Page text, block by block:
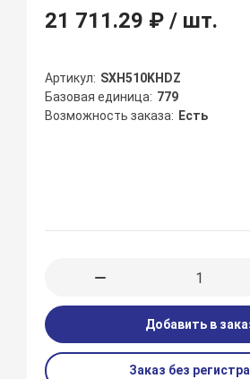
21 711.29 ₽/ шт.
Артикул
SXH510KHDZ
Базовая единица 779
Возможность заказа
Есть
Добавить в
Заказ без